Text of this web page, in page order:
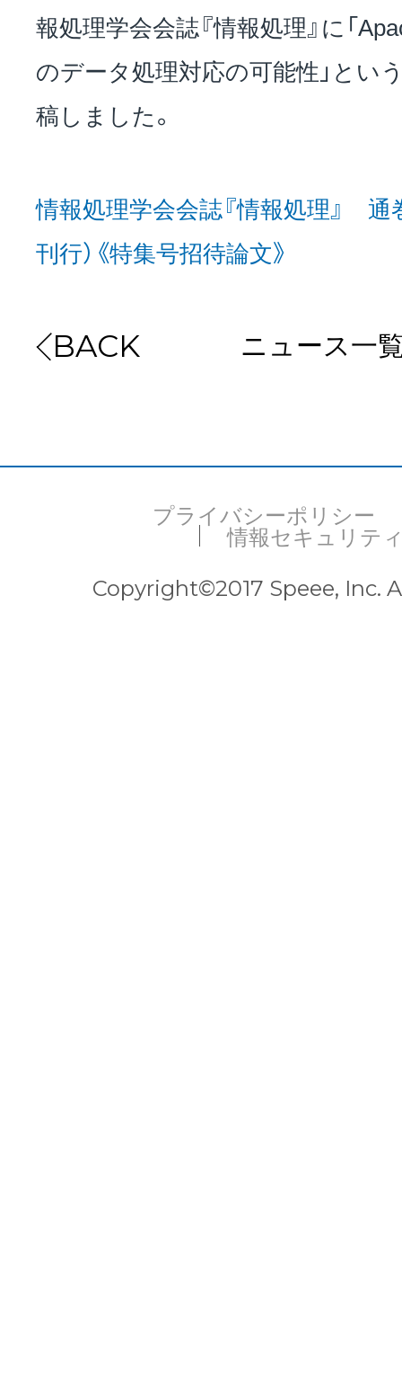
サステナビリティ
投資家情報
お問い合わせ
報処理学会会誌『情報処理』に「
のデータ処理対応の可能性」とい
稿しました。
情報処理学会会誌『情報処理』 通
刊行）《特集号招待論文》
BACK ニュース一
プライバシーポリシー
情報セキュリテ
Copyright©2017 Speee, Inc.